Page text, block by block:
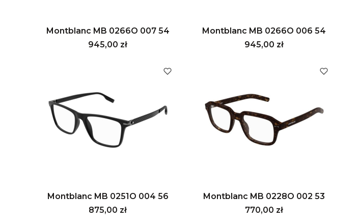
Montblanc MB 0266O 007 54
Cena
945,00 zł
Montblanc MB 0266O 006 54
Cena
945,00 zł
Montblanc MB 0251O 004 56
Cena
875,00 zł
Montblanc MB 0228O 002 53
Cena
770,00 zł